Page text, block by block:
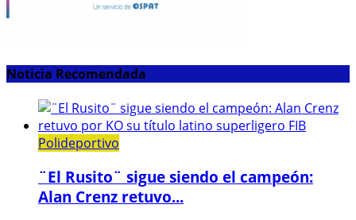
Noticia Recomendada
Polideportivo
¨El Rusito¨ sigue siendo el campeón:
Alan Crenz retuvo...